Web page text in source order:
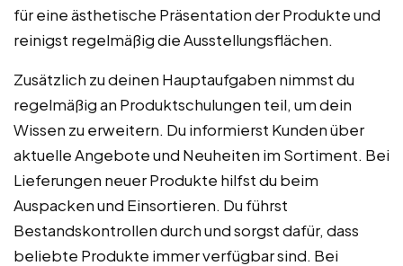
für eine ästhetische Präsentation der Produkte und
reinigst regelmäßig die Ausstellungsflächen.
Zusätzlich zu deinen Hauptaufgaben nimmst du
regelmäßig an Produktschulungen teil, um dein
Wissen zu erweitern. Du informierst Kunden über
aktuelle Angebote und Neuheiten im Sortiment. Bei
Lieferungen neuer Produkte hilfst du beim
Auspacken und Einsortieren. Du führst
Bestandskontrollen durch und sorgst dafür, dass
beliebte Produkte immer verfügbar sind. Bei